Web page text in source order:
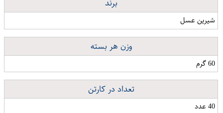
برند
شیرین عسل
وزن هر بسته
60 گرم
تعداد در کارتن
40 عدد